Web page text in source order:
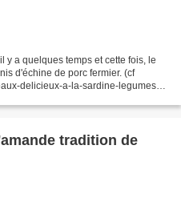
y a quelques temps et cette fois, le
d'échine de porc fermier. (cf
delicieux-a-la-sardine-legumes-
tradition de